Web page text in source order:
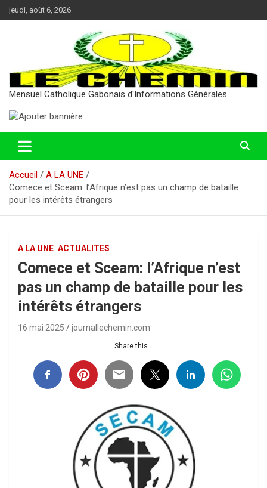
Aller
au
jeudi, août 6, 2026
Mensuel Catholique Gabonais d'Informations Générales
Accueil
A LA UNE
Comece et Sceam: l’Afrique n’est pas un champ de bataille
pour les intérêts étrangers
A LA UNE ACTUALITES
Comece et Sceam: l’Afrique n’est
pas un champ de bataille pour les
intérêts étrangers
16 mai 2025 journallechemin.com
Share this...